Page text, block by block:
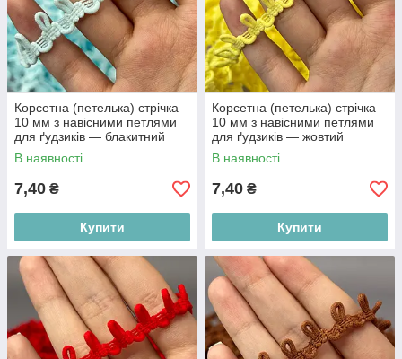
Корсетна (петелька) стрічка
10 мм з навісними петлями
для ґудзиків — блакитний
(аква)
В наявності
7,40 ₴
Купити
Корсетна (петелька) стрічка
10 мм з навісними петлями
для ґудзиків — жовтий
В наявності
7,40 ₴
Купити